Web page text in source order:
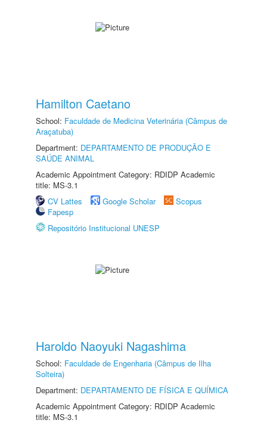
Hamilton Caetano
School: Faculdade de Medicina Veterinária (Câmpus de
Araçatuba)
Department: DEPARTAMENTO DE PRODUÇÃO E
SAÚDE ANIMAL
Academic Appointment Category: RDIDP Academic
title: MS-3.1
CV Lattes
Google Scholar
Scopus
Fapesp
Repositório Institucional UNESP
Haroldo Naoyuki Nagashima
School: Faculdade de Engenharia (Câmpus de Ilha
Solteira)
Department: DEPARTAMENTO DE FÍSICA E QUÍMICA
Academic Appointment Category: RDIDP Academic
title: MS-3.1